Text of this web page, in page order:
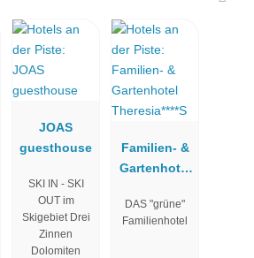
JOAS
guesthouse
SKI IN - SKI
OUT im
Skigebiet Drei
Zinnen
Dolomiten
Familien- &
Gartenhotel
DAS "grüne"
Familienhotel